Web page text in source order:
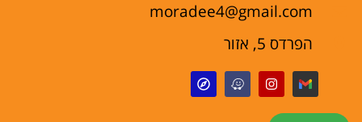
moradee4@gmail.com
הפרדס 5, אזור